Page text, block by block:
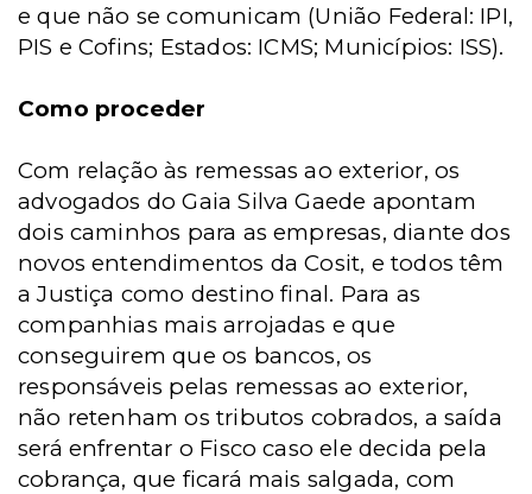
e que não se comunicam (União Federal: IPI,
PIS e Cofins; Estados: ICMS; Municípios: ISS).
Como proceder
Com relação às remessas ao exterior, os
advogados do Gaia Silva Gaede apontam
dois caminhos para as empresas, diante dos
novos entendimentos da Cosit, e todos têm
a Justiça como destino final. Para as
companhias mais arrojadas e que
conseguirem que os bancos, os
responsáveis pelas remessas ao exterior,
não retenham os tributos cobrados, a saída
será enfrentar o Fisco caso ele decida pela
cobrança, que ficará mais salgada, com